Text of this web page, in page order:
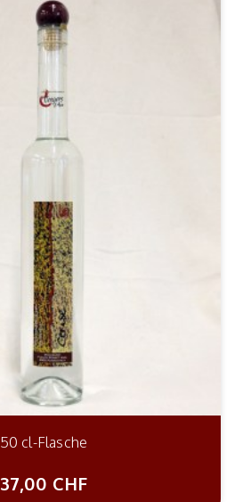
50 cl-Flasche
37,00 CHF